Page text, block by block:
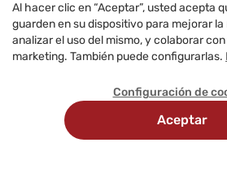
Al hacer clic en “Aceptar”, usted acepta
guarden en su dispositivo para mejorar
analizar el uso del mismo, y colaborar
marketing. También puede configurarlas.
Configuración de
Aceptar